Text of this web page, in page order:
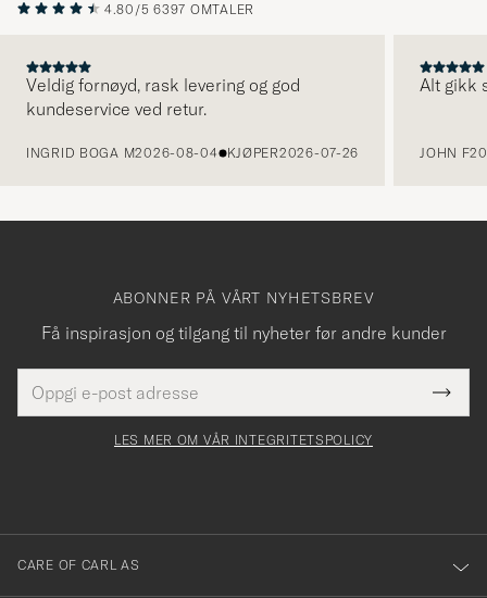
4.80/5 6397 OMTALER
Veldig fornøyd, rask levering og god
kundeservice ved retur.
INGRID BOGA M2026-08-04 KJØPER2026-07-26
Alt gikk
JOHN F
ABONNER PÅ VÅRT NYHETSBREV
Få inspirasjon og tilgang til nyheter før andre kunder
postadresse
felt
Tack
för
dig
till
LES MER OM VÅR INTEGRITETSPOLICY
CARE OF CARL AS